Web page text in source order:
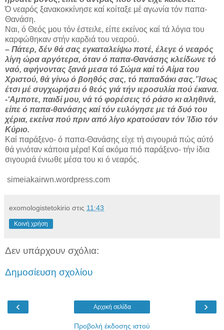
Ό νεαρός ξανακοκκίνησε καί κοίταξε μέ αγωνία τόν παπα-
Θανάση.
Ναι, ό Θεός μου τόν έστειλε, είπε εκείνος καί τά λόγια του
καρφώθηκαν στήν καρδιά του νεαρού.
– Πάτερ, δέν θά σας εγκαταλείψω ποτέ, έλεγε ό νεαρός
λίγη ώρα αργότερα, όταν ό παπα-Θανάσης κλείδωνε τό
ναό, αφήνοντας ξανά μεσα τό Σώμα καί τό Αίμα του
Χριστού, θά γίνω ό βοη­θός σας, τό παπαδάκι σας.’Ίσως
έτσι μέ συγχω­ρήσει ό θεός γιά τήν ιεροσυλία πού έκανα.
-‘Αμποτε, παιδί μου, νά τό φορέσεις τό ράσο κι αληθινά,
είπε ό παπα-θανάσης καί τόν ευλόγησε με τά δυό του
χέρια, εκείνα πού πριν από λίγο κρατούσαν τόν Ίδιο τόν
Κύριο.
Καί παράξενο- ό παπα-Θανάσης είχε τή σιγουριά πώς αύτό
θά γινό­ταν κάποια μέρα! Καί ακόμα πιό παράξενο- τήν ίδια
σιγουριά ένιωθε μέσα του κι ό νεαρός.
simeiakairwn.wordpress.com
exomologistetokirio στις 11:43
Κοινή χρήση
Δεν υπάρχουν σχόλια:
Δημοσίευση σχολίου
‹ ›
Αρχική σελίδα
Προβολή έκδοσης ιστού